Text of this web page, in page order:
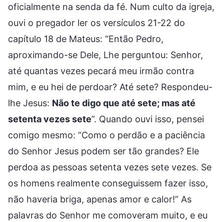
oficialmente na senda da fé. Num culto da igreja,
ouvi o pregador ler os versículos 21-22 do
capítulo 18 de Mateus: “Então Pedro,
aproximando-se Dele, Lhe perguntou: Senhor,
até quantas vezes pecará meu irmão contra
mim, e eu hei de perdoar? Até sete? Respondeu-
lhe Jesus: Não te digo que até sete; mas até
setenta vezes sete”. Quando ouvi isso, pensei
comigo mesmo: “Como o perdão e a paciência
do Senhor Jesus podem ser tão grandes? Ele
perdoa as pessoas setenta vezes sete vezes. Se
os homens realmente conseguissem fazer isso,
não haveria briga, apenas amor e calor!” As
palavras do Senhor me comoveram muito, e eu